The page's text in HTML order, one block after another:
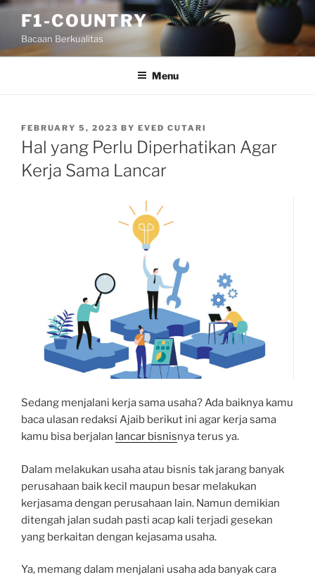
Skip
content
F1-COUNTRY
Bacaan Berkualitas
Menu
POSTED
ON
FEBRUARY 5, 2023 BY EVED CUTARI
Hal yang Perlu Diperhatikan Agar
Kerja Sama Lancar
Sedang menjalani kerja sama usaha? Ada baiknya kamu
baca ulasan redaksi Ajaib berikut ini agar kerja sama
kamu bisa berjalan lancar bisnisnya terus ya.
Dalam melakukan usaha atau bisnis tak jarang banyak
perusahaan baik kecil maupun besar melakukan
kerjasama dengan perusahaan lain. Namun demikian
ditengah jalan sudah pasti acap kali terjadi gesekan
yang berkaitan dengan kejasama usaha.
Ya, memang dalam menjalani usaha ada banyak cara